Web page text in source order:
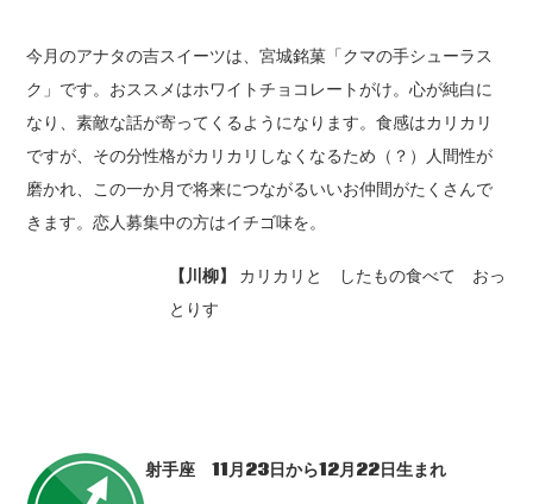
今月のアナタの吉スイーツは、宮城銘菓「クマの手シューラス
ク」です。おススメはホワイトチョコレートがけ。心が純白に
なり、素敵な話が寄ってくるようになります。食感はカリカリ
ですが、その分性格がカリカリしなくなるため（？）人間性が
磨かれ、この一か月で将来につながるいいお仲間がたくさんで
きます。恋人募集中の方はイチゴ味を。
【川柳】
カリカリと したもの食べて おっ
とりす
射手座 11月23日から12月22日生まれ